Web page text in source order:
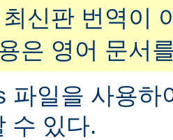
신판 번역이
은 영어 문서
파일을 사용하
수 있다.